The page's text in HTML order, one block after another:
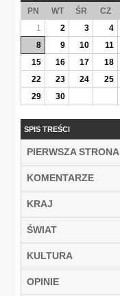
PN WT ŚR CZ
1
2 3 4
8
9 10 11
15
16 17 18
22
23 24 25
29
30
SPIS TREŚCI
PIERWSZA STRONA
KOMENTARZE
KRAJ
ŚWIAT
KULTURA
OPINIE